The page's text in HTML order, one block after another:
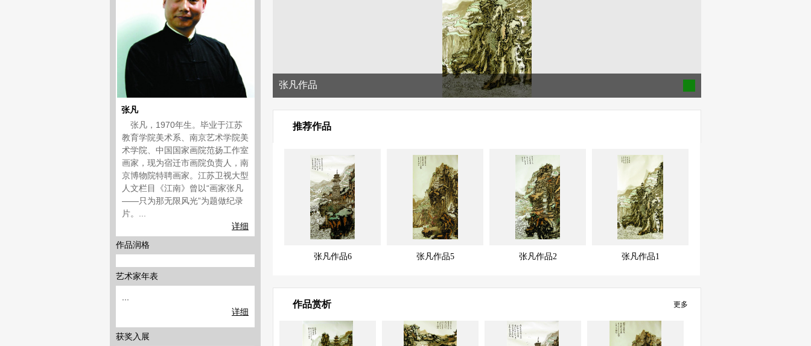
张凡
张凡，1970年生。毕业于江苏
教育学院美术系、南京艺术学院美
术学院、中国国家画院范扬工作室
画家，现为宿迁市画院负责人，南
京博物院特聘画家。江苏卫视大型
人文栏目《江南》曾以“画家张凡
——只为那无限风光”为题做纪录
片。...
详细
作品润格
艺术家年表
详细
获奖入展
张凡作品
推荐作品
张凡作品6 张凡作品5 张凡作品2 张凡作品1
作品赏析 更多